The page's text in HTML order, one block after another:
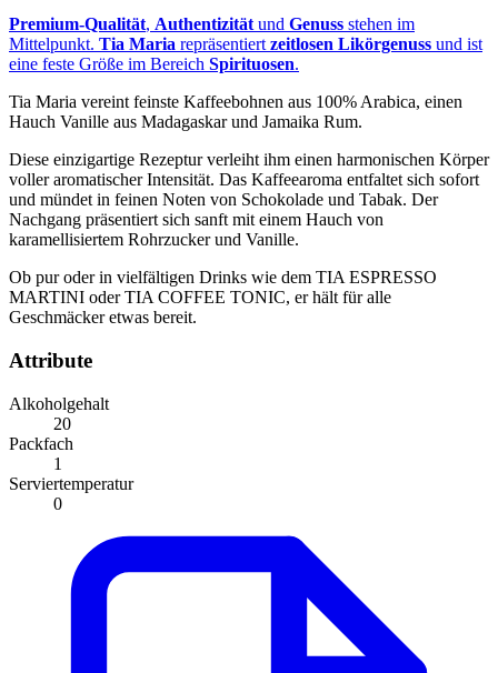
Premium-Qualität, Authentizitätund Genuss stehen im
Mittelpunkt. Tia Maria repräsentiertzeitlosen Likörgenuss und ist
eine feste Größe im Bereich Spirituosen.
Tia Maria vereint feinste Kaffeebohnen aus 100% Arabica, einen
Hauch Vanille aus Madagaskar und Jamaika Rum.
Diese einzigartige Rezeptur verleiht ihm einen harmonischen Körper
voller aromatischer Intensität. Das Kaffeearoma entfaltet sich sofort
und mündet in feinen Noten von Schokolade und Tabak. Der
Nachgang präsentiert sich sanft mit einem Hauch von
karamellisiertem Rohrzucker und Vanille.
Ob pur oder in vielfältigen Drinks wie dem TIA ESPRESSO
MARTINI oder TIA COFFEE TONIC, er hält für alle
Geschmäcker etwas bereit.
Attribute
Alkoholgehalt
20
Packfach
1
Serviertemperatur
0